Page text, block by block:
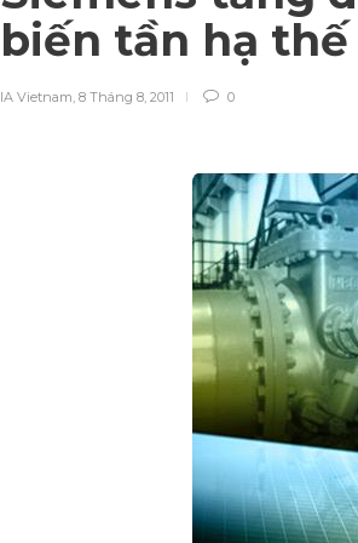
biến tần hạ
IA Vietnam, 8 Tháng 8, 2011 0